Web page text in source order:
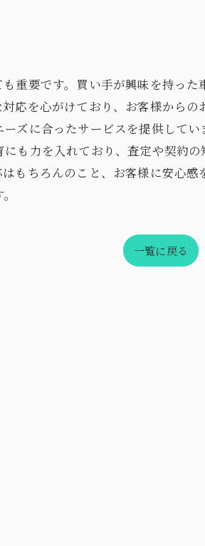
重要です。買い手が興味を持っ
応を心がけており、お客様から
ズに合ったサービスを提供して
も力を入れており、査定や契約
もちろんのこと、お客様に安心
一覧に戻る